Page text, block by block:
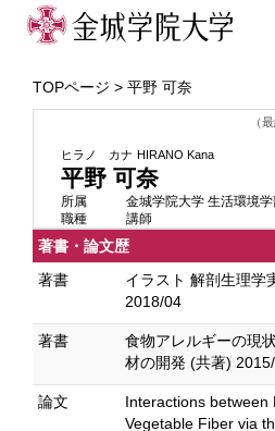
TOPページ > 平野 可奈
（
ヒラノ カナ HIRANO Kana
平野 可奈
所属
金城学院大学 生活環境
職種
講師
著書・論文歴
著書
イラスト 解剖生理学
2018/04
著書
食物アレルギーの現
材の開発 (共著)
論文
Interactions between
Vegetable Fiber via